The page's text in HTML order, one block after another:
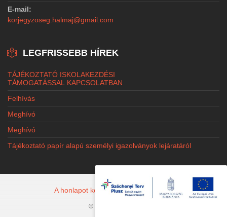
E-mail:
korjegyzoseg.halmaj@gmail.com
LEGFRISSEBB HÍREK
TÁJÉKOZTATÓ ISKOLAKEZDÉSI
TÁMOGATÁSSAL KAPCSOLATBAN
Felhívás
Meghívó
Meghívó
Tájékoztató papír alapú személyi igazolványok lejáratáról
A honlapot készítette: Jacobi Marketing
© 2026 Halmaj.hu